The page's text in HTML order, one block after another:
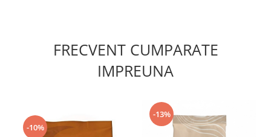
FRECVENT CUMPARATE
IMPREUNA
-10%
-13%